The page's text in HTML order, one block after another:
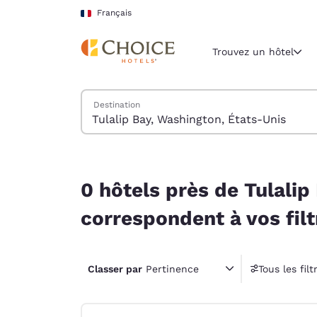
Sauter à Contenu Principal
Français
Région et lieu
Amériques
United
América
Trouvez un hôtel
Trouver des hôtels
Destination
0 hôtels près de Tulalip
correspondent à vos
Classer par Pertinence Tous les
1